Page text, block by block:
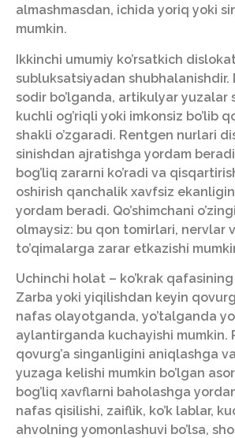
almashmasdan, ichida yoriq yoki
mumkin.
Ikkinchi umumiy ko’rsatkich
subluksatsiyadan shubhalanishdir.
sodir bo’lganda, artikulyar yuzalar
kuchli og’riqli yoki imkonsiz bo’lib
shakli o’zgaradi. Rentgen nurlari
sinishdan ajratishga yordam
bog’liq zararni ko’radi va
oshirish qanchalik xavfsiz
yordam beradi. Qo’shimchani
olmaysiz: bu qon tomirlari, nervlar
to’qimalarga zarar etkazishi
Uchinchi holat – ko’krak
Zarba yoki yiqilishdan keyin
nafas olayotganda, yo’talganda
aylantirganda kuchayishi mumkin.
qovurg’a singanligini aniqlashga
yuzaga kelishi mumkin bo’lgan
bog’liq xavflarni baholashga
nafas qisilishi, zaiflik, ko’k lablar,
ahvolning yomonlashuvi bo’lsa,